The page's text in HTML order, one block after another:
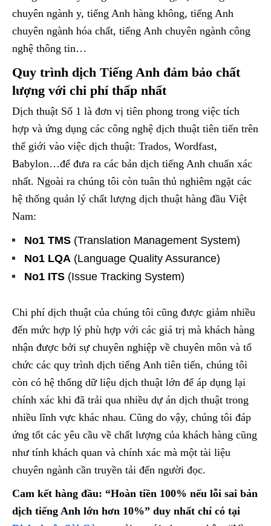
chuyên ngành y, tiếng Anh hàng không, tiếng Anh
chuyên ngành hóa chất, tiếng Anh chuyên ngành công
nghệ thông tin…
Quy trình dịch Tiếng Anh đảm bảo chất
lượng với chi phí thấp nhất
Dịch thuật Số 1 là đơn vị tiên phong trong việc tích
hợp và ứng dụng các công nghệ dịch thuật tiên tiến trên
thế giới vào việc dịch thuật: Trados, Wordfast,
Babylon…để đưa ra các bản dịch tiếng Anh chuẩn xác
nhất. Ngoài ra chúng tôi còn tuân thủ nghiêm ngặt các
hệ thống quản lý chất lượng dịch thuật hàng đầu Việt
Nam:
No1 TMS (Translation Management System)
No1 LQA (Language Quality Assurance)
No1 ITS (Issue Tracking System)
Chi phí dịch thuật của chúng tôi cũng được giảm nhiều
đến mức hợp lý phù hợp với các giá trị mà khách hàng
nhận được bởi sự chuyên nghiệp về chuyên môn và tổ
chức các quy trình dịch tiếng Anh tiên tiến, chúng tôi
còn có hệ thống dữ liệu dịch thuật lớn để áp dụng lại
chính xác khi đã trải qua nhiều dự án dịch thuật trong
nhiều lĩnh vực khác nhau. Cũng do vậy, chúng tôi đáp
ứng tốt các yêu cầu về chất lượng của khách hàng cũng
như tính khách quan và chính xác mà một tài liệu
chuyên ngành cần truyền tải đến người đọc.
Cam kết hàng đầu: “Hoàn tiền 100% nếu lỗi sai bản
dịch tiếng Anh lớn hơn 10%” duy nhất chỉ có tại